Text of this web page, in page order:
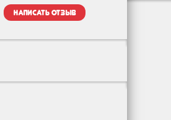
написать отзыв